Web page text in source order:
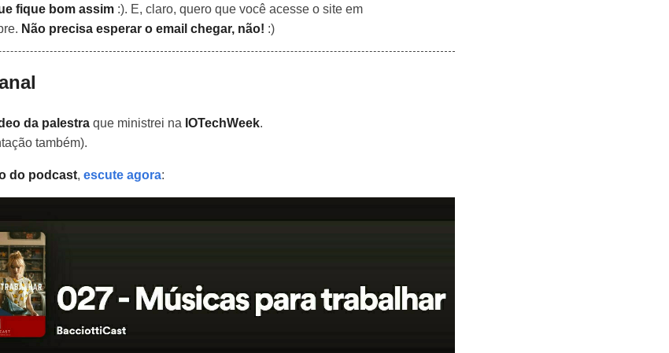
fique bom assim :). E, claro, quero que você acesse o site em
Não precisa esperar o email chegar, não! :)
da palestra que ministrei na IOTechWeek.
também).
do podcast, escute agora: